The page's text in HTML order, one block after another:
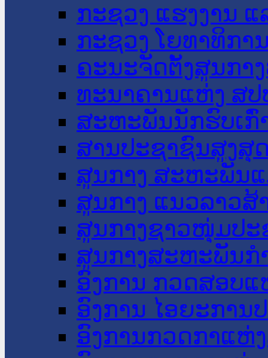
ກະຊວງ ແຮງງານ
ກະຊວງ ໂຍທາທິກາ
ຄະນະຈັດຕັ້ງສູນກາ
ທະນາຄານແຫ່ງ ສປ
ສະຫະພັນນັກຮົບເກົ່
ສານປະຊາຊົນສູງສຸ
ສູນກາງ ສະຫະພັນ
ສູນກາງ ແນວລາວສ້
ສູນກາງຊາວໜຸ່ມປະ
ສູນກາງສະຫະພັນກ
ອົງການ ກວດສອບແ
ອົງການ ໄອຍະການ
ອົງການກວດກາແຫ່